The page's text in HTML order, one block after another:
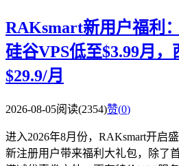
RAKsmart新用户福利
硅谷VPS低至$3.99月
$29.9/月
2026-08-05阅读(2354)赞(0)
进入2026年8月份，RAKsmart开启
新注册用户带来福利大礼包，除了